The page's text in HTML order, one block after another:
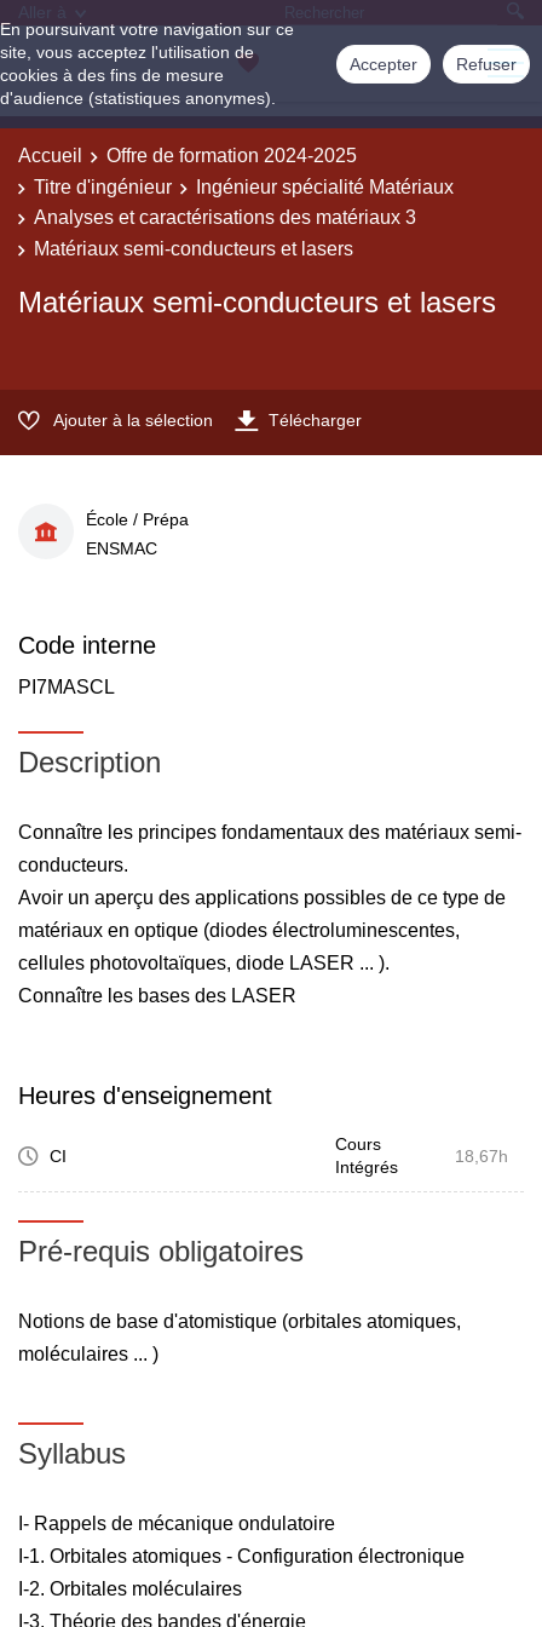
En poursuivant votre navigation sur ce
site, vous acceptez l'utilisation de
cookies à des fins de mesure
d'audience (statistiques anonymes).
Accepter Refuser
Accueil
Offre de formation 2024-2025
Titre d'ingénieur
Ingénieur spécialité Matériaux
Analyses et caractérisations des matériaux 3
Matériaux semi-conducteurs et lasers
Matériaux semi-conducteurs et lasers
Ajouter à la sélection Télécharger
École / Prépa
ENSMAC
Code interne
PI7MASCL
Description
Connaître les principes fondamentaux des matériaux semi-
conducteurs.
Avoir un aperçu des applications possibles de ce type de
matériaux en optique (diodes électroluminescentes,
cellules photovoltaïques, diode LASER ... ).
Connaître les bases des LASER
Heures d'enseignement
CI
Cours
Intégrés
18,67h
Pré-requis obligatoires
Notions de base d'atomistique (orbitales atomiques,
moléculaires ... )
Syllabus
I- Rappels de mécanique ondulatoire
I-1. Orbitales atomiques - Configuration électronique
I-2. Orbitales moléculaires
I-3. Théorie des bandes d'énergie